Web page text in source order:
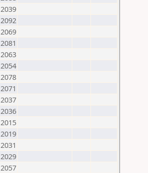
2039
2092
2069
2081
2063
2054
2078
2071
2037
2036
2015
2019
2031
2029
2057